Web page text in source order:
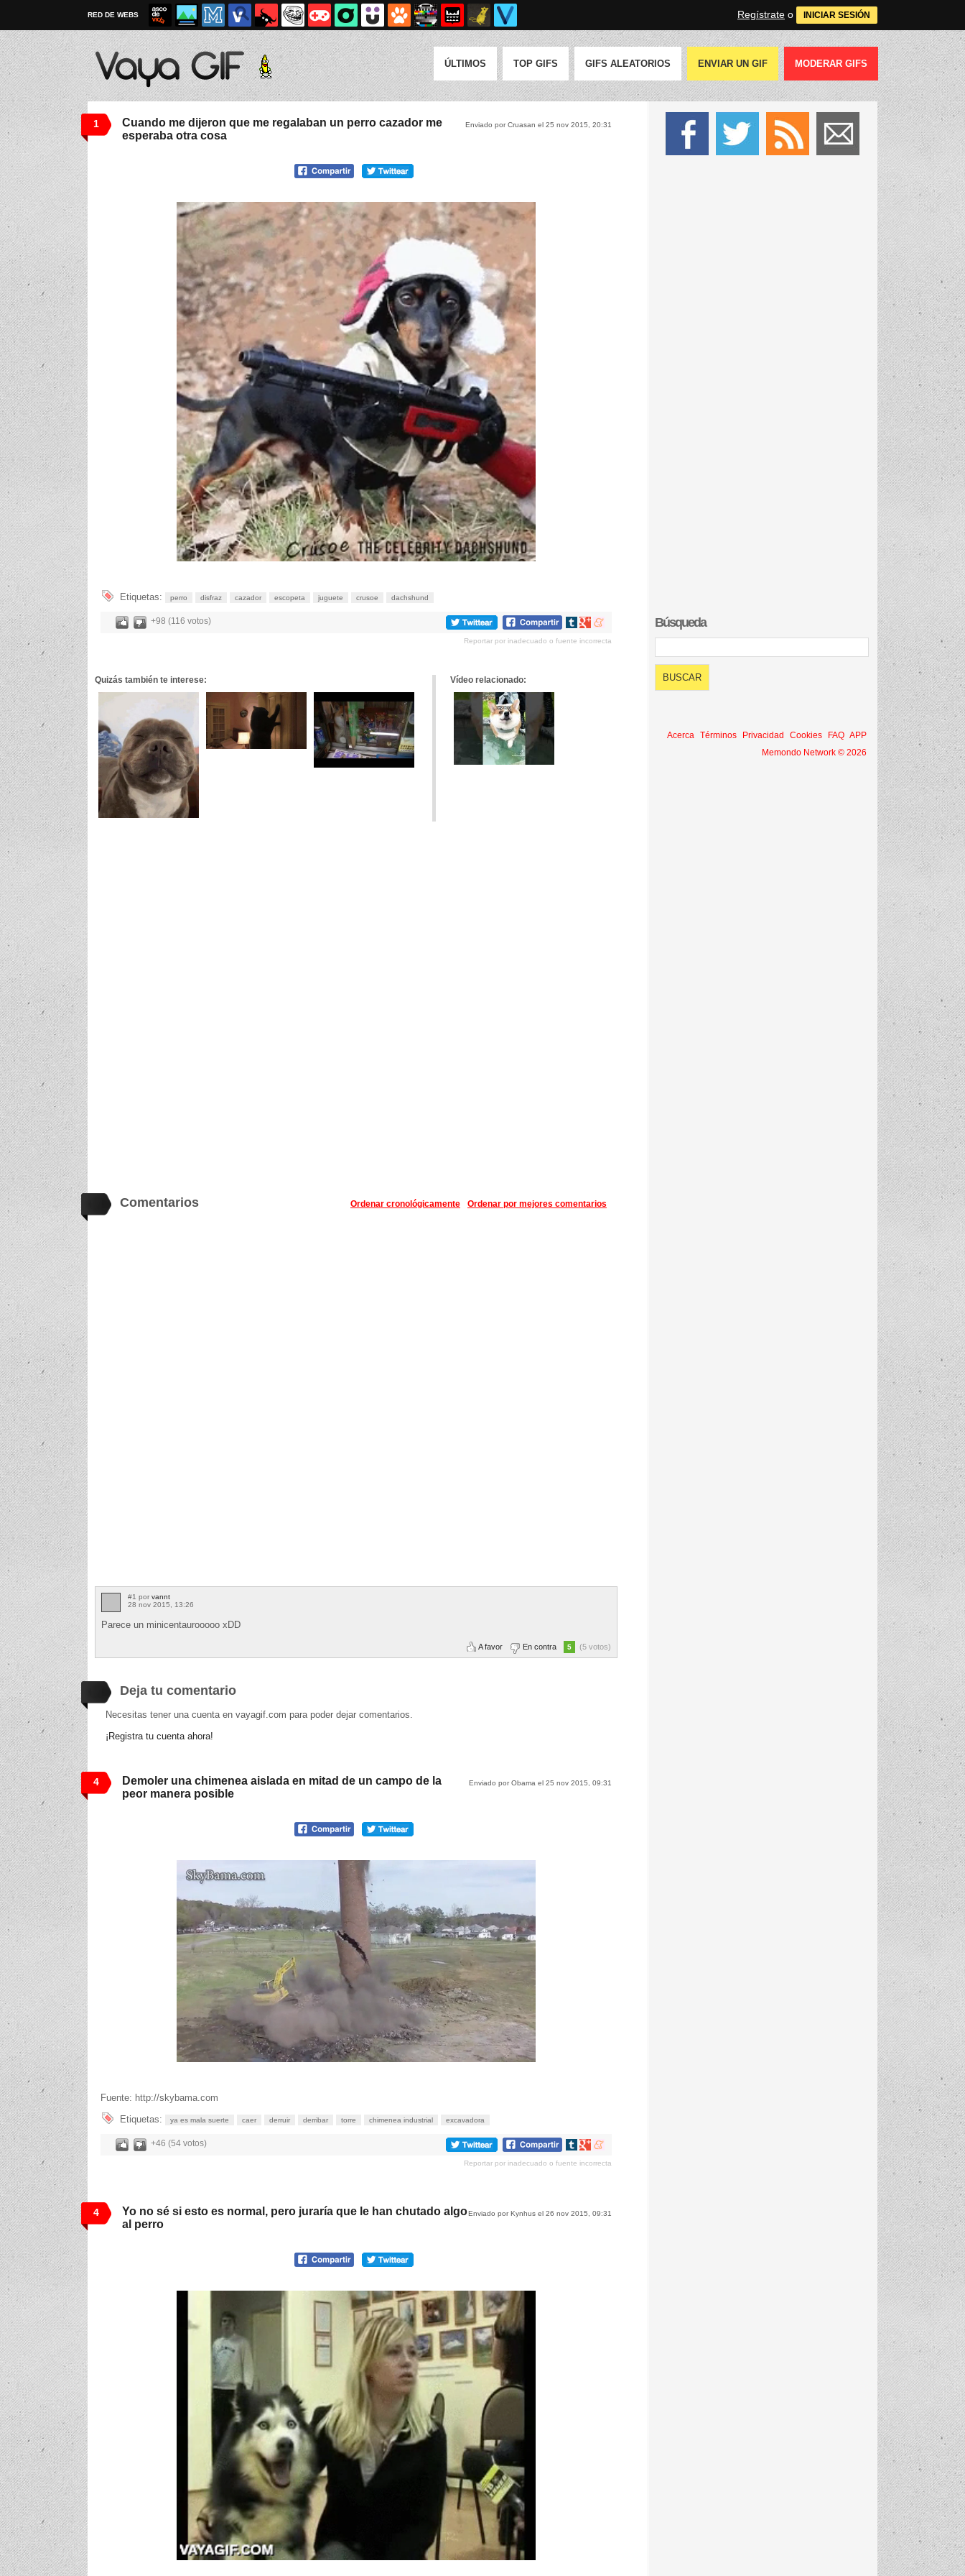
RED DE WEBS Regístrate o INICIAR SESIÓN
ÚLTIMOS TOP GIFS GIFS ALEATORIOS ENVIAR UN GIF MODERAR GIFS
1 Enviado por Cruasan el 25 nov 2015, 20:31
Cuando me dijeron que me regalaban un perro cazador me
esperaba otra cosa
Etiquetas: perro disfraz cazador escopeta juguete crusoe dachshund
+98 (116 votos)
Compartir
tumblr
Compartir
Google+
Compartir
meneame
Reportar por inadecuado o fuente incorrecta
Quizás también te interese: Vídeo relacionado:
Comentarios Ordenar por mejores comentarios
Ordenar cronológicamente
#1 por vannt
28 nov 2015, 13:26
Parece un minicentaurooooo xDD
A favor En contra 5 (5 votos)
Deja tu comentario
Necesitas tener una cuenta en vayagif.com para poder dejar comentarios.
¡Registra tu cuenta ahora!
4 Enviado por Obama el 25 nov 2015, 09:31
Demoler una chimenea aislada en mitad de un campo de la
peor manera posible
Fuente: http://skybama.com
Etiquetas:
ya es mala suerte caer derruir derribar torre chimenea industrial excavadora
+46 (54 votos)
Compartir
tumblr
Compartir
Google+
Compartir
meneame
Reportar por inadecuado o fuente incorrecta
4 Enviado por Kynhus el 26 nov 2015, 09:31
Yo no sé si esto es normal, pero juraría que le han chutado algo
al perro
Búsqueda
Acerca Términos Privacidad Cookies FAQ APP
Memondo Network © 2026